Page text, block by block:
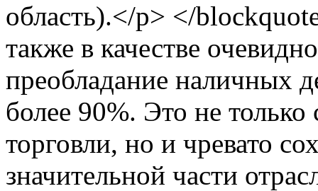
область).</p> </
также в качестве
преобладание наличных
более 90%. Это не
торговли, но и чревато
значительной части